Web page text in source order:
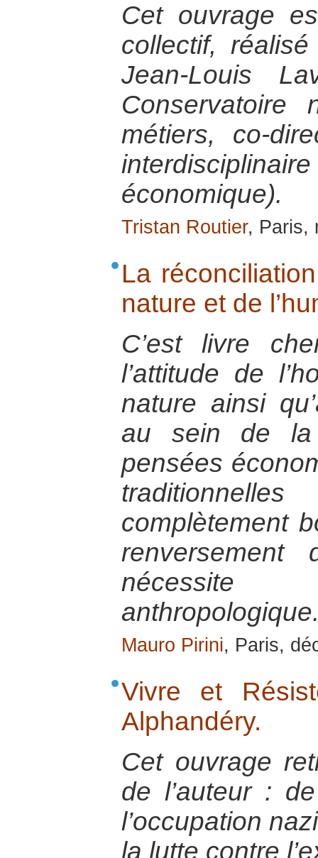
Cet ouvrage
collectif,
Jean-Louis
métiers, co-
économique).
Tristan Routier, Paris,
La
nature et de
C’est livre
l’attitude de
nature ainsi
au sein de la
pensées
complètement
nécessite
Mauro Pirini, Paris,
Vivre et
Alphandéry.
Cet ouvrage
de l’auteur :
l’occupation
la lutte contre